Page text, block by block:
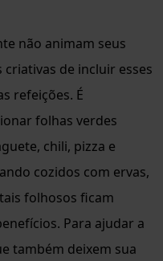
não animam seus
de incluir esses
refeições. É
folhas verdes
chili, pizza e
cozidos com ervas,
folhosos ficam
Para ajudar a
também deixem sua